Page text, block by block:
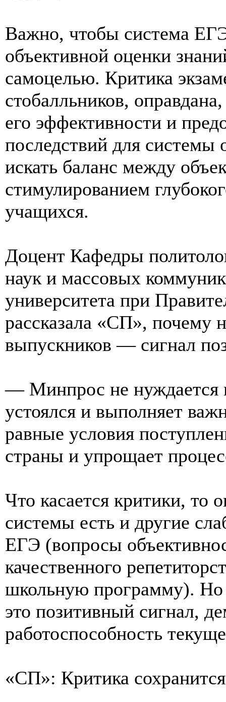
Важно, чтобы система
объективной оценки
самоцелью. Критика
стобалльников,
его эффективности и
последствий для системы
искать баланс между
стимулированием
учащихся.
Доцент Кафедры
наук и массовых
университета при
рассказала «СП», почему
выпускников — сигнал
— Минпрос не нуждается
устоялся и выполняет
равные условия
страны и упрощает
Что касается критики, то
системы есть и другие
ЕГЭ (вопросы
качественного
школьную программу). Но
это позитивный сигнал,
работоспособность
«СП»: Критика